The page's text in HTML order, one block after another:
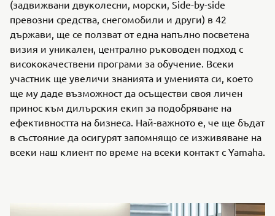
(задвижвани двуколесни, морски, Side-by-side
превозни средства, снегомобили и други) в 42
държави, ще се ползват от една напълно посветена
визия и уникален, централно ръководен подход с
висококачествени програми за обучение. Всеки
участник ще увеличи знанията и уменията си, което
ще му даде възможност да осъществи своя личен
принос към дилърския екип за подобряване на
ефективността на бизнеса. Най-важното е, че ще бъдат
в състояние да осигурят запомнящо се изживяване на
всеки наш клиент по време на всеки контакт с Yamaha.